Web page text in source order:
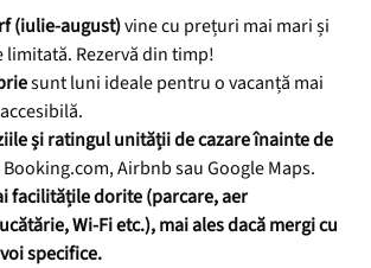
(iulie-august)vine cu prețuri mai mari și
Rezervă din timp!
sunt luni ideale pentru o vacanță mai
și ratingul unității de cazare înainte de
Booking.com, Airbnb sau Google Maps.
facilitățile dorite (parcare, aer
Wi-Fi etc.), mai ales dacă mergi cu
specifice.